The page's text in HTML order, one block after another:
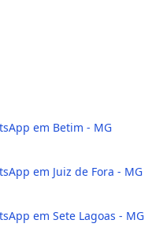
em Betim - MG
em Juiz de Fora - MG
em Sete Lagoas - MG